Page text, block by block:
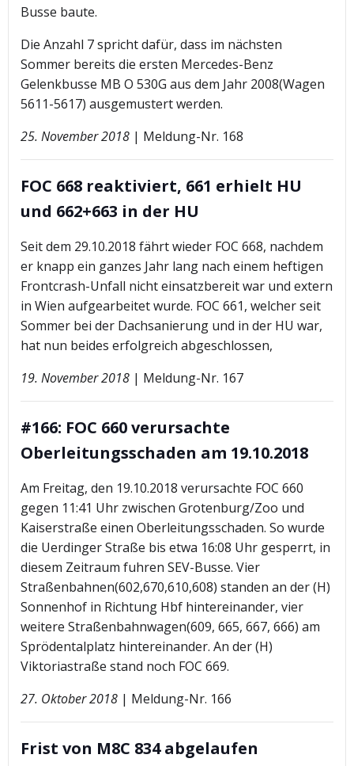
Busse baute.
Die Anzahl 7 spricht dafür, dass im nächsten
Sommer bereits die ersten Mercedes-Benz
Gelenkbusse MB O 530G aus dem Jahr 2008(Wagen
5611-5617) ausgemustert werden.
25. November 2018 | Meldung-Nr. 168
FOC 668 reaktiviert, 661 erhielt HU
und 662+663 in der HU
Seit dem 29.10.2018 fährt wieder FOC 668, nachdem
er knapp ein ganzes Jahr lang nach einem heftigen
Frontcrash-Unfall nicht einsatzbereit war und extern
in Wien aufgearbeitet wurde. FOC 661, welcher seit
Sommer bei der Dachsanierung und in der HU war,
hat nun beides erfolgreich abgeschlossen,
19. November 2018 | Meldung-Nr. 167
#166: FOC 660 verursachte
Oberleitungsschaden am 19.10.2018
Am Freitag, den 19.10.2018 verursachte FOC 660
gegen 11:41 Uhr zwischen Grotenburg/Zoo und
Kaiserstraße einen Oberleitungsschaden. So wurde
die Uerdinger Straße bis etwa 16:08 Uhr gesperrt, in
diesem Zeitraum fuhren SEV-Busse. Vier
Straßenbahnen(602,670,610,608) standen an der (H)
Sonnenhof in Richtung Hbf hintereinander, vier
weitere Straßenbahnwagen(609, 665, 667, 666) am
Sprödentalplatz hintereinander. An der (H)
Viktoriastraße stand noch FOC 669.
27. Oktober 2018 | Meldung-Nr. 166
Frist von M8C 834 abgelaufen